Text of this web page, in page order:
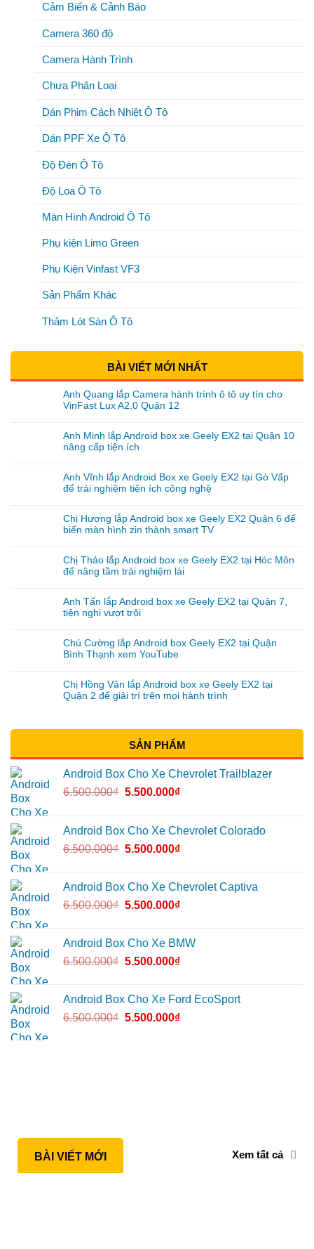
Cảm Biến & Cảnh Báo
Camera 360 độ
Camera Hành Trình
Chưa Phân Loại
Dán Phim Cách Nhiệt Ô Tô
Dán PPF Xe Ô Tô
Độ Đèn Ô Tô
Độ Loa Ô Tô
Màn Hình Android Ô Tô
Phụ kiện Limo Green
Phụ Kiện Vinfast VF3
Sản Phẩm Khác
Thảm Lót Sàn Ô Tô
BÀI VIẾT MỚI NHẤT
Anh Quang lắp Camera hành trình ô tô uy tín cho
VinFast Lux A2.0 Quận 12
Anh Minh lắp Android box xe Geely EX2 tại Quận 10
nâng cấp tiện ích
Anh Vĩnh lắp Android Box xe Geely EX2 tại Gò Vấp
để trải nghiệm tiện ích công nghệ
Chị Hương lắp Android box xe Geely EX2 Quận 6 để
biến màn hình zin thành smart TV
Chị Thảo lắp Android box xe Geely EX2 tại Hóc Môn
để nâng tầm trải nghiệm lái
Anh Tấn lắp Android box xe Geely EX2 tại Quận 7,
tiện nghi vượt trội
Chú Cường lắp Android box Geely EX2 tại Quận
Bình Thạnh xem YouTube
Chị Hồng Vân lắp Android box xe Geely EX2 tại
Quận 2 để giải trí trên mọi hành trình
SẢN PHẨM
Android Box Cho Xe Chevrolet Trailblazer
6.500.000₫ 5.500.000₫
Android Box Cho Xe Chevrolet Colorado
6.500.000₫ 5.500.000₫
Android Box Cho Xe Chevrolet Captiva
6.500.000₫ 5.500.000₫
Android Box Cho Xe BMW
6.500.000₫ 5.500.000₫
Android Box Cho Xe Ford EcoSport
6.500.000₫ 5.500.000₫
BÀI VIẾT MỚI Xem tất cả